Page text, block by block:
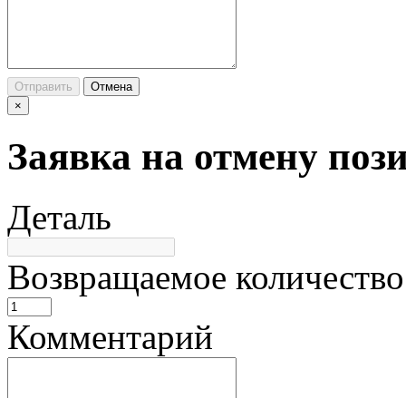
Отправить
Отмена
×
Заявка на отмену
Деталь
Возвращаемое количество
Комментарий